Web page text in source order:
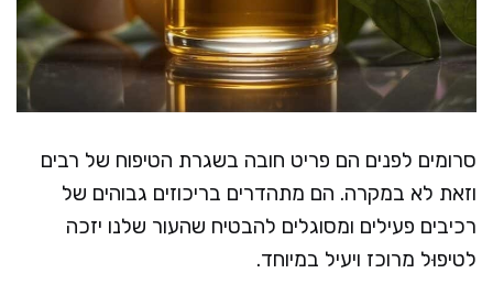
סרומים לפנים הם פריט חובה בשגרת הטיפוח של רבים
וזאת לא במקרה. הם מתהדרים בריכוזים גבוהים של
רכיבים פעילים ומסוגלים להבטיח שהעור שלנו יזכה
לטיפוּל מרוכז ויעיל במיוחד.